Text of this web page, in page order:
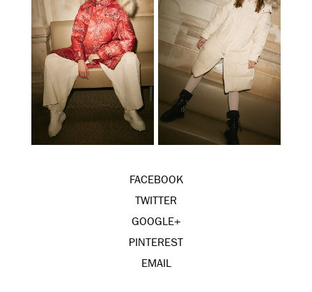
FACEBOOK
TWITTER
GOOGLE+
PINTEREST
EMAIL